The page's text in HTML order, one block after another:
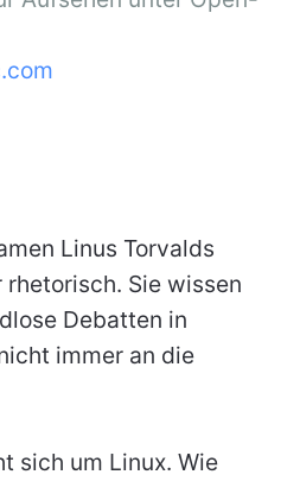
Linus Torvalds
Sie wissen
Debatten in
immer an die
sich um Linux. Wie